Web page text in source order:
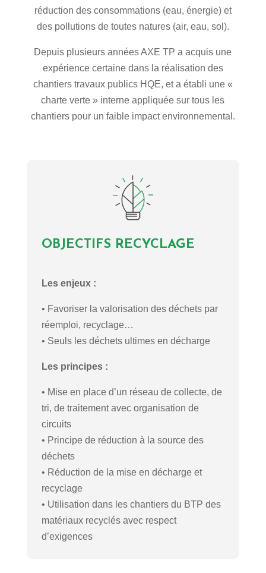
réduction des consommations (eau, énergie) et
des pollutions de toutes natures (air, eau, sol).
Depuis plusieurs années AXE TP a acquis une
expérience certaine dans la réalisation des
chantiers travaux publics HQE, et a établi une «
charte verte » interne appliquée sur tous les
chantiers pour un faible impact environnemental.
OBJECTIFS RECYCLAGE
Les enjeux :
• Favoriser la valorisation des déchets par
réemploi, recyclage…
• Seuls les déchets ultimes en décharge
Les principes :
• Mise en place d’un réseau de collecte, de
tri, de traitement avec organisation de
circuits
• Principe de réduction à la source des
déchets
• Réduction de la mise en décharge et
recyclage
• Utilisation dans les chantiers du BTP des
matériaux recyclés avec respect
d’exigences